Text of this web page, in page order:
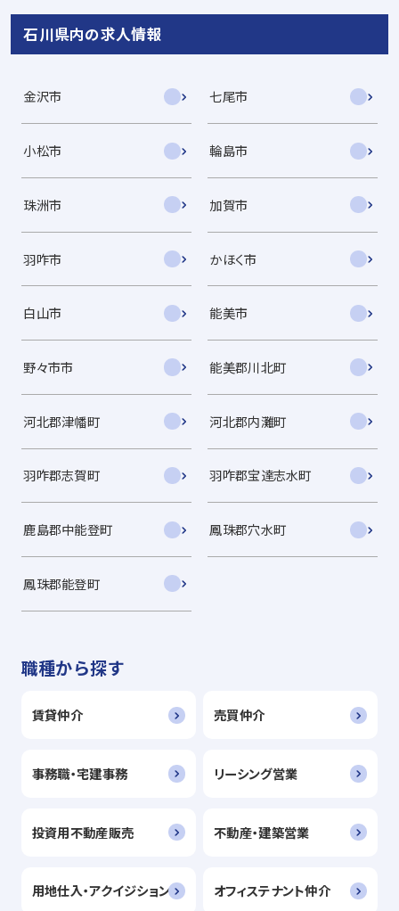
石川県内の求人情報
金沢市 七尾市
小松市 輪島市
珠洲市 加賀市
羽咋市 かほく市
白山市 能美市
野々市市 能美郡川北町
河北郡津幡町 河北郡内灘町
羽咋郡志賀町 羽咋郡宝達志水町
鹿島郡中能登町 鳳珠郡穴水町
鳳珠郡能登町
職種から探す
賃貸仲介 売買仲介
事務職・宅建事務 リーシング営業
投資用不動産販売 不動産・建築営業
用地仕入・アクイジション オフィステナント仲介